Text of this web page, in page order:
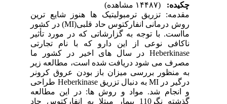
چکیده:
مقدمه: تزریق ترمبولیتیک ها هنوز شایع ترین
روش درمانی انفارکتوس حاد قلبی(MI) در کشور
مااست. با توجه به گزارشاتی که در مورد تأثیر
ناکافی نوعی از این دارو که با نام تجارتی
Heberkinase در سال های اخیر در کشور ما
مصرف می شود دریافت شده است، مطالعه زیر
به منظور بررسی میزان باز بودن عروق کرونر
درگیر در MI به دنبال تزریق Heberkinase طراحی
و انجام شد. مواد و روش ها: در این مطالعه
گذشته نگر110 بیمار مبتلا به انفارکتوس حاد